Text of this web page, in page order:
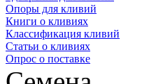
Опоры для кливий
Книги о кливиях
Классификация кливий
Статьи о кливиях
Опрос о поставке